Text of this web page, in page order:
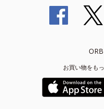
お買い物をも